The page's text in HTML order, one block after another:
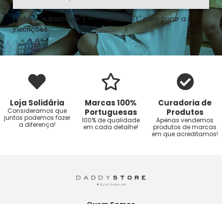
[submi "subscrever"] ---> retirei o "t" para parar a
inscrições
Loja Solidária
Consideramos que
juntos podemos fazer
a diferença!
Marcas 100%
Portuguesas
100% de qualidade
em cada detalhe!
Curadoria de
Produtos
Apenas vendemos
produtos de marcas
em que acreditamos!